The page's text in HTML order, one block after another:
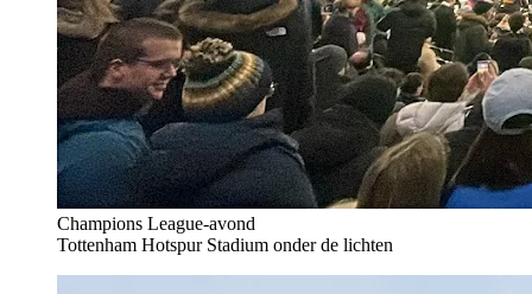
Champions League-avond
Tottenham Hotspur Stadium onder de lichten